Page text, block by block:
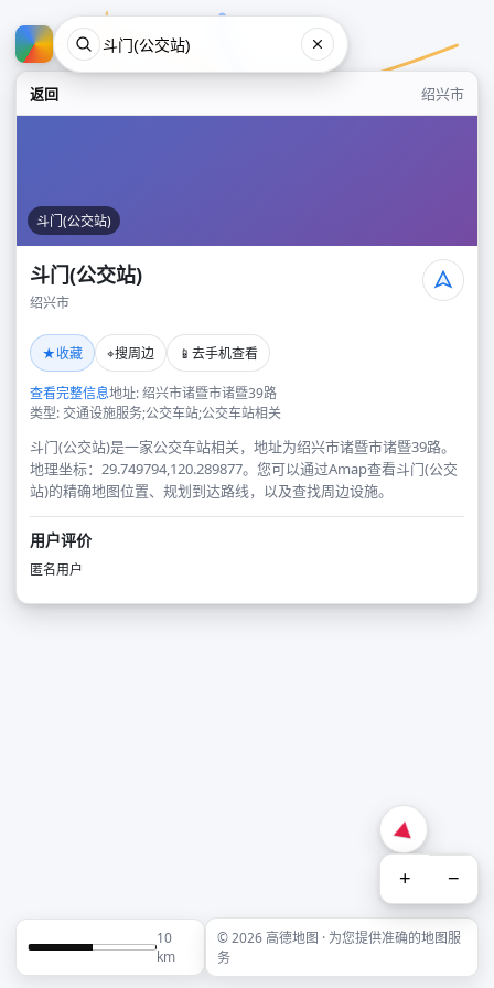
返回 绍兴市
斗门(公交站)
斗门(公交站)
绍兴市
★收藏 ⌖搜周边 📱 去手机查看
查看完整信息地址: 绍兴市诸暨市诸暨39路
类型: 交通设施服务;公交车站;公交车站相关
斗门(公交站)是一家公交车站相关，地址为绍兴市诸暨市诸暨39路。
地理坐标：29.749794,120.289877。您可以通过Amap查看斗门(公交
站)的精确地图位置、规划到达路线，以及查找周边设施。
用户评价
匿名用户
+ −
10
km
© 2026 高德地图 · 为您提供准确的地图服
务